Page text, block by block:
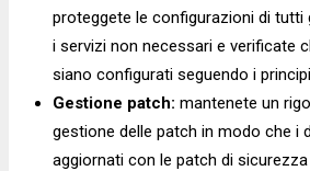
proteggete le configurazioni di tutti
i servizi non necessari e verificate
siano configurati seguendo i
Gestione patch: mantenete un
gestione delle patch in modo che i
aggiornati con le patch di sicurezza